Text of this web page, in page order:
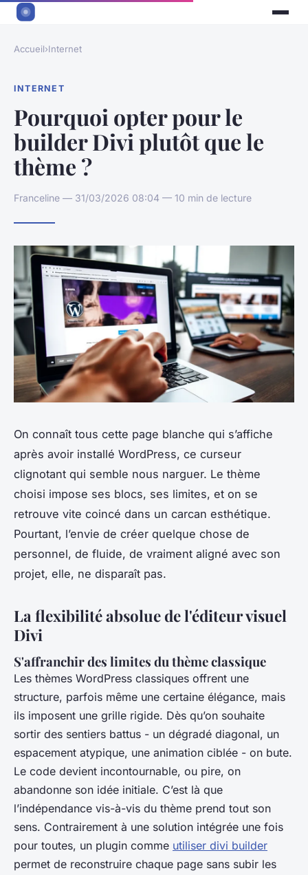
Accueil›Internet
INTERNET
Pourquoi opter pour le
builder Divi plutôt que le
thème ?
Franceline — 31/03/2026 08:04 — 10 min de lecture
On connaît tous cette page blanche qui s’affiche
après avoir installé WordPress, ce curseur
clignotant qui semble nous narguer. Le thème
choisi impose ses blocs, ses limites, et on se
retrouve vite coincé dans un carcan esthétique.
Pourtant, l’envie de créer quelque chose de
personnel, de fluide, de vraiment aligné avec son
projet, elle, ne disparaît pas.
La flexibilité absolue de l'éditeur visuel
Divi
S'affranchir des limites du thème classique
Les thèmes WordPress classiques offrent une
structure, parfois même une certaine élégance, mais
ils imposent une grille rigide. Dès qu’on souhaite
sortir des sentiers battus - un dégradé diagonal, un
espacement atypique, une animation ciblée - on bute.
Le code devient incontournable, ou pire, on
abandonne son idée initiale. C’est là que
l’indépendance vis-à-vis du thème prend tout son
sens. Contrairement à une solution intégrée une fois
pour toutes, un plugin comme utiliser divi builder
permet de reconstruire chaque page sans subir les